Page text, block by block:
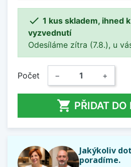
 1 kus skladem, ihned
vyzvednutí
Odesíláme zítra (7.8.), u
Počet − +
 PŘIDAT DO
Jakýkoliv
poradíme.